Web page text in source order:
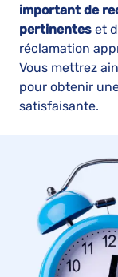
important de
pertinentes et
réclamation
Vous mettrez
pour obtenir
satisfaisante.